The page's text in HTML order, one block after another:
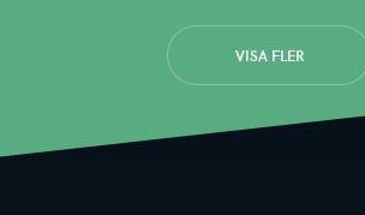
VISA FLER